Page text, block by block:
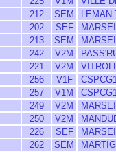
212 SEM
LEMAN
202 SEF
213 SEM
242 V2M
221 V2M
256 V1F
257 V1M
249 V2M
250 V2M
226 SEF
262 SEM